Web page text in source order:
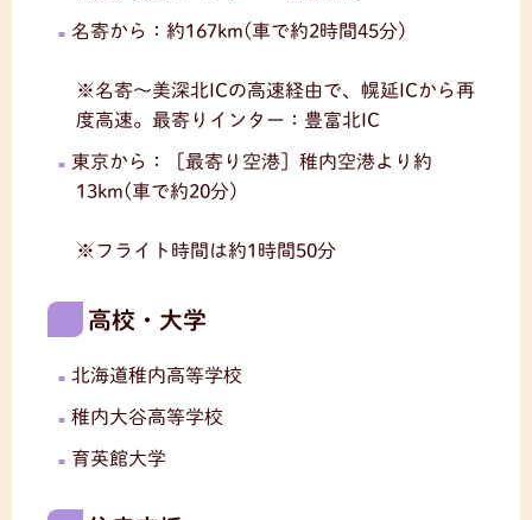
名寄から：約167km(車で約2時間45分)
※名寄〜美深北ICの高速経由で、幌延ICから再
度高速。最寄りインター：豊富北IC
東京から：［最寄り空港］稚内空港より約
13km(車で約20分)
※フライト時間は約1時間50分
高校・大学
北海道稚内高等学校
稚内大谷高等学校
育英館大学